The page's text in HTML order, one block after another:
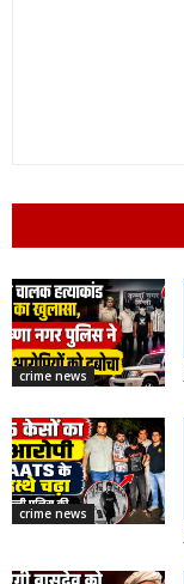
crime news
crime news